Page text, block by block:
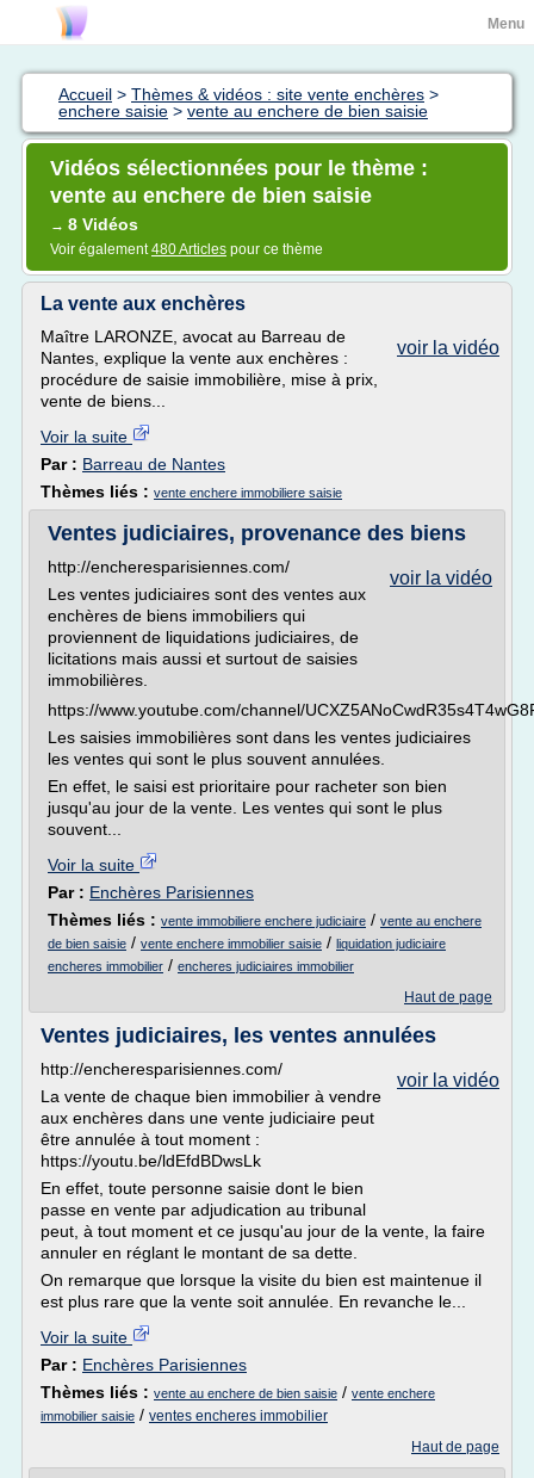
Menu
Accueil > Thèmes & vidéos : site vente enchères >
enchere saisie > vente au enchere de bien saisie
Vidéos sélectionnées pour le thème :
vente au enchere de bien saisie
→ 8 Vidéos
Voir également480 Articles pour ce thème
La vente aux enchères
voir la vidéo
Maître LARONZE, avocat au Barreau de
Nantes, explique la vente aux enchères :
procédure de saisie immobilière, mise à prix,
vente de biens...
Voir la suite
Par : Barreau de Nantes
Thèmes liés : vente enchere immobiliere saisie
Ventes judiciaires, provenance des biens
voir la vidéo
http://encheresparisiennes.com/
Les ventes judiciaires sont des ventes aux
enchères de biens immobiliers qui
proviennent de liquidations judiciaires, de
licitations mais aussi et surtout de saisies
immobilières.
https://www.youtube.com/channel/
Les saisies immobilières sont dans les ventes judiciaires
les ventes qui sont le plus souvent annulées.
En effet, le saisi est prioritaire pour racheter son bien
jusqu'au jour de la vente. Les ventes qui sont le plus
souvent...
Voir la suite
Par : Enchères Parisiennes
Thèmes liés : vente immobiliere enchere judiciaire / vente au enchere
de bien saisie / vente enchere immobilier saisie / liquidation judiciaire
encheres immobilier / encheres judiciaires immobilier
Haut de page
Ventes judiciaires, les ventes annulées
voir la vidéo
http://encheresparisiennes.com/
La vente de chaque bien immobilier à vendre
aux enchères dans une vente judiciaire peut
être annulée à tout moment :
https://youtu.be/ldEfdBDwsLk
En effet, toute personne saisie dont le bien
passe en vente par adjudication au tribunal
peut, à tout moment et ce jusqu'au jour de la vente, la faire
annuler en réglant le montant de sa dette.
On remarque que lorsque la visite du bien est maintenue il
est plus rare que la vente soit annulée. En revanche le...
Voir la suite
Par : Enchères Parisiennes
Thèmes liés : vente au enchere de bien saisie / vente enchere
immobilier saisie / ventes encheres immobilier
Haut de page